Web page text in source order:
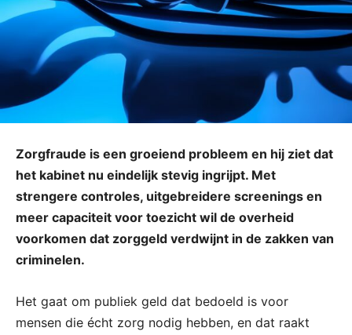
Zorgfraude is een groeiend probleem en hij ziet dat
het kabinet nu eindelijk stevig ingrijpt. Met
strengere controles, uitgebreidere screenings en
meer capaciteit voor toezicht wil de overheid
voorkomen dat zorggeld verdwijnt in de zakken van
criminelen.
Het gaat om publiek geld dat bedoeld is voor
mensen die écht zorg nodig hebben, en dat raakt